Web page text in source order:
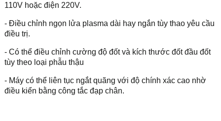
110V hoặc điện 220V.
- Điều chỉnh ngọn lửa plasma dài hay ngắn tùy thao yêu cầu
điều trị.
- Có thể điều chỉnh cường độ đốt và kích thước đốt đầu đốt
tùy theo loại phẫu thậu
- Máy có thể liên tục ngắt quãng với độ chính xác cao nhờ
điều kiển bằng công tắc đạp chân.